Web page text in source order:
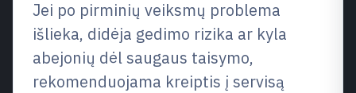
Jei po pirminių veiksmų problema
išlieka, didėja gedimo rizika ar kyla
abejonių dėl saugaus taisymo,
rekomenduojama kreiptis į servisą